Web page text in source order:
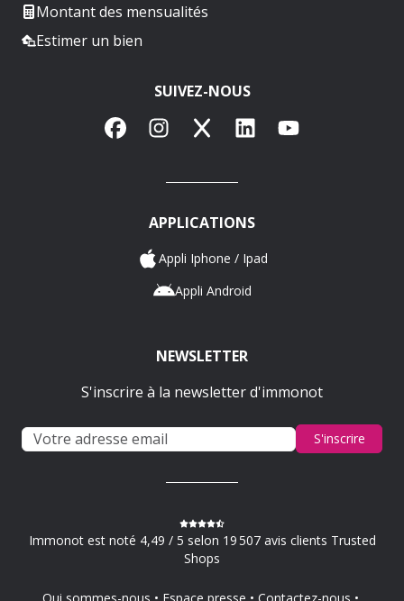
Montant des mensualités
Estimer un bien
SUIVEZ-NOUS
FacebookInstagram
X LinkedInYouTube
APPLICATIONS
Appli Iphone / Ipad
Appli Android
NEWSLETTER
S'inscrire à la newsletter d'immonot
S'inscrire
Immonot est noté 4,49 / 5 selon 19 507 avis clients Trusted
Shops